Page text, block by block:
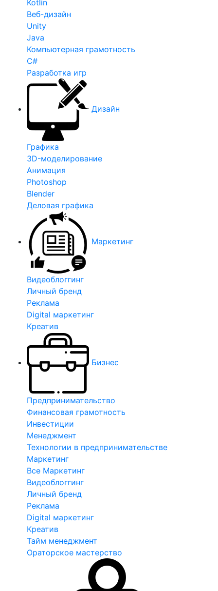
Kotlin
Веб-дизайн
Unity
Java
Компьютерная грамотность
C#
Разработка игр
Дизайн
Графика
3D-моделирование
Анимация
Photoshop
Blender
Деловая графика
Маркетинг
Видеоблоггинг
Личный бренд
Реклама
Digital маркетинг
Креатив
Бизнес
Предпринимательство
Финансовая грамотность
Инвестиции
Менеджмент
Технологии в предпринимательстве
Маркетинг
Все Маркетинг
Видеоблоггинг
Личный бренд
Реклама
Digital маркетинг
Креатив
Тайм менеджмент
Ораторское мастерство